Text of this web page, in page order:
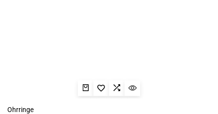
Ohrringe